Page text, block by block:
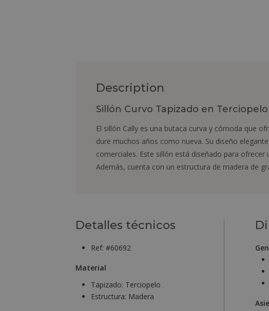
Description
Sillón Curvo Tapizado en
El sillón Cally es una butaca curva y cómoda que
dure muchos años como nueva. Su diseño
comerciales. Este sillón está diseñado para
Además, cuenta con un estructura de madera de
Detalles técnicos
Ref: #60692
Material
Tapizado: Terciopelo
Estructura: Madera